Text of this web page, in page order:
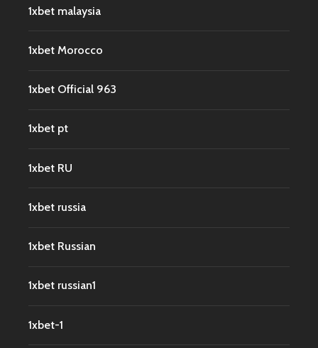
1xbet malaysia
1xbet Morocco
1xbet Official 963
1xbet pt
1xbet RU
1xbet russia
1xbet Russian
1xbet russian1
1xbet-1